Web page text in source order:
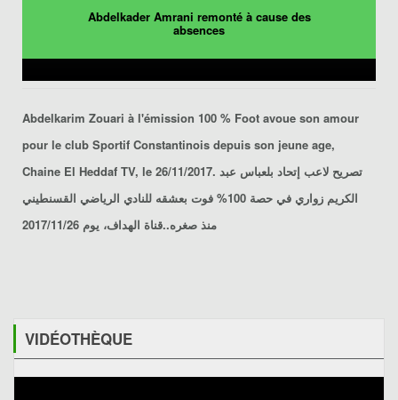
Abdelkader Amrani remonté à cause des
absences
Abdelkarim Zouari à l'émission 100 % Foot avoue son amour
pour le club Sportif Constantinois depuis son jeune age,
Chaine El Heddaf TV, le 26/11/2017. تصريح لاعب إتحاد بلعباس عبد
الكريم زواري
في حصة 100% فوت بعشقه للنادي الرياضي القسنطيني
منذ صغره..قناة الهداف، يوم 2017/11/26
VIDÉOTHÈQUE